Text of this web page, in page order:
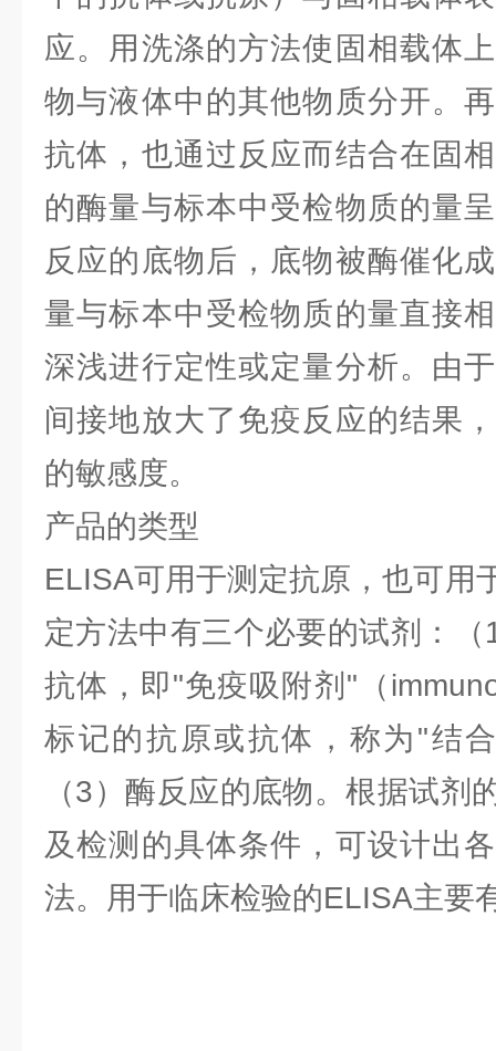
应。用洗涤的方法使固相载体
物与液体中的其他物质分开。
抗体，也通过反应而结合在固
的酶量与标本中受检物质的量
反应的底物后，底物被酶催化
量与标本中受检物质的量直接
深浅进行定性或定量分析。由
间接地放大了免疫反应的结果
的敏感度。
产品的类型
ELISA可用于测定抗原，也可用
定方法中有三个必要的试剂：
抗体，即"免疫吸附剂"（
标记的抗原或抗体，称为"结
（3）酶反应的底物。根据试剂
及检测的具体条件，可设计出
法。用于临床检验的ELISA主要